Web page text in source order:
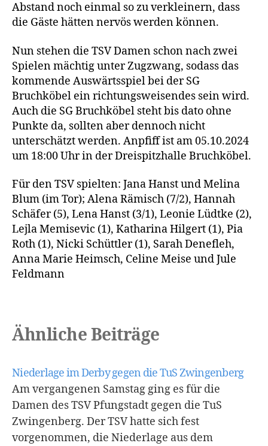
Abstand noch einmal so zu verkleinern, dass
die Gäste hätten nervös werden können.
Nun stehen die TSV Damen schon nach zwei
Spielen mächtig unter Zugzwang, sodass das
kommende Auswärtsspiel bei der SG
Bruchköbel ein richtungsweisendes sein wird.
Auch die SG Bruchköbel steht bis dato ohne
Punkte da, sollten aber dennoch nicht
unterschätzt werden. Anpfiff ist am 05.10.2024
um 18:00 Uhr in der Dreispitzhalle Bruchköbel.
Für den TSV spielten: Jana Hanst und Melina
Blum (im Tor); Alena Rämisch (7/2), Hannah
Schäfer (5), Lena Hanst (3/1), Leonie Lüdtke (2),
Lejla Memisevic (1), Katharina Hilgert (1), Pia
Roth (1), Nicki Schüttler (1), Sarah Denefleh,
Anna Marie Heimsch, Celine Meise und Jule
Feldmann
Ähnliche Beiträge
Niederlage im Derby gegen die TuS Zwingenberg
Am vergangenen Samstag ging es für die
Damen des TSV Pfungstadt gegen die TuS
Zwingenberg. Der TSV hatte sich fest
vorgenommen, die Niederlage aus dem